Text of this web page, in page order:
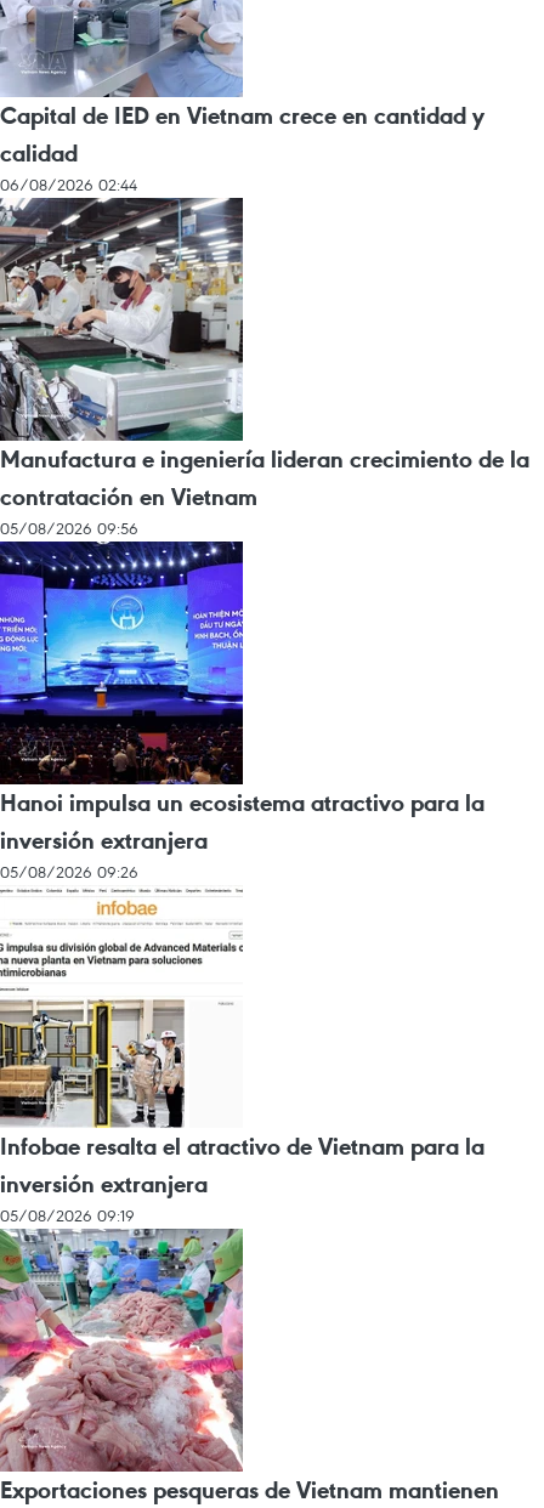
Capital de IED en Vietnam crece en cantidad y
calidad
06/08/2026 02:44
Manufactura e ingeniería lideran crecimiento de la
contratación en Vietnam
05/08/2026 09:56
Hanoi impulsa un ecosistema atractivo para la
inversión extranjera
05/08/2026 09:26
Infobae resalta el atractivo de Vietnam para la
inversión extranjera
05/08/2026 09:19
Exportaciones pesqueras de Vietnam mantienen